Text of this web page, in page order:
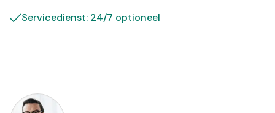
Servicedienst: 24/7 optioneel